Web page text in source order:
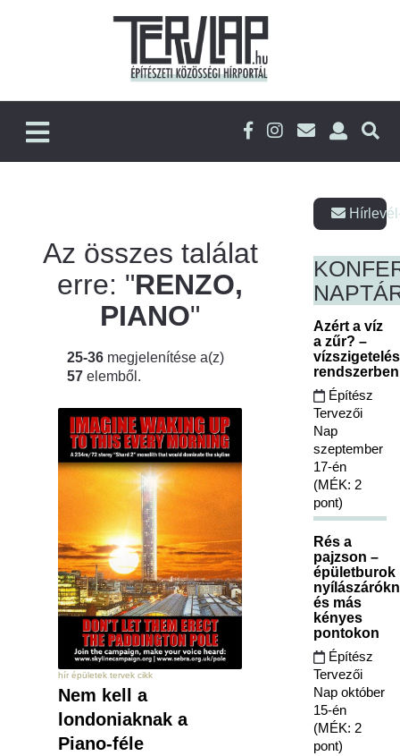
Az összes találat
erre: "RENZO,
PIANO"
25-36 megjelenítése a(z)
57 elemből.
hír épületek tervek cikk
Nem kell a
londoniaknak a
Piano-féle
Azért a víz
a zűr? –
Építész
Tervezői
Nap
szeptember
17-én
(MÉK: 2
pont)
Rés a
pajzson –
épületburok
és más
kényes
pontokon
Építész
Tervezői
Nap október
15-én
(MÉK: 2
pont)